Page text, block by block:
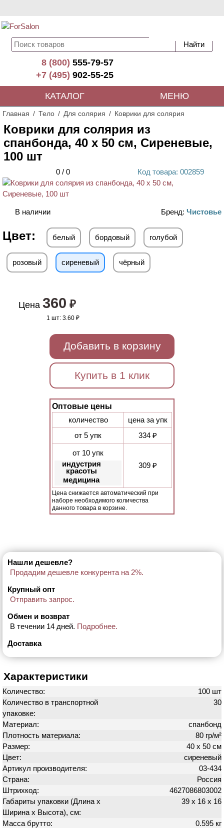
8 (800)555-79-57
+7 (495)902-55-25
КАТАЛОГ МЕНЮ
Главная Тело Для солярия Коврики для солярия
Коврики для солярия из
спанбонда, 40 х 50 см, Сиреневые,
100 шт
0 / 0 Код товара: 002859
В наличии Бренд: Чистовье
Цвет: белый бордовый голубой
розовый сиреневый чёрный
Цена 360 ₽
1 шт:3.60 ₽
Добавить в корзину
Купить в 1 клик
Оптовые цены
количество
цена за упк
от 5 упк
334 ₽
от 10 упк
индустрия
красоты
медицина
309 ₽
Цена снижается автоматический при
наборе необходимого количества
данного товара в корзине.
Нашли дешевле?
Продадим дешевле конкурента на 2%.
Крупный опт
Отправить запрос.
Обмен и возврат
В течении 14 дней. Подробнее.
Доставка
Характеристики
Количество:
100 шт
Количество в транспортной
упаковке:
30
Материал:
спанбонд
Плотность материала:
80 гр/м²
Размер:
40 х 50 см
Цвет:
сиреневый
Артикул производителя:
03-434
Страна:
Россия
Штрихкод:
4627086803002
Габариты упаковки (Длина х
Ширина х Высота), см:
39 х 16 х 16
Масса брутто: 0.595 кг